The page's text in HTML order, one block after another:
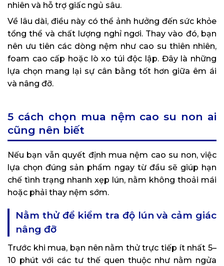
nhiên và hỗ trợ giấc ngủ sâu.
Về lâu dài, điều này có thể ảnh hưởng đến sức khỏe
tổng thể và chất lượng nghỉ ngơi. Thay vào đó, bạn
nên ưu tiên các dòng nệm như cao su thiên nhiên,
foam cao cấp hoặc lò xo túi độc lập. Đây là những
lựa chọn mang lại sự cân bằng tốt hơn giữa êm ái
và nâng đỡ.
5 cách chọn mua nệm cao su non ai
cũng nên biết
Nếu bạn vẫn quyết định mua nệm cao su non, việc
lựa chọn đúng sản phẩm ngay từ đầu sẽ giúp hạn
chế tình trạng nhanh xẹp lún, nằm không thoải mái
hoặc phải thay nệm sớm.
Nằm thử để kiểm tra độ lún và cảm giác
nâng đỡ
Trước khi mua, bạn nên nằm thử trực tiếp ít nhất 5–
10 phút với các tư thế quen thuộc như nằm ngửa